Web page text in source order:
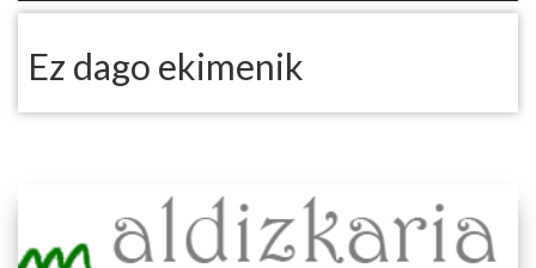
Ez dago ekimenik